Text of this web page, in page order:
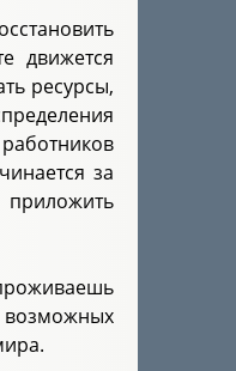
движется
ресурсы,
за